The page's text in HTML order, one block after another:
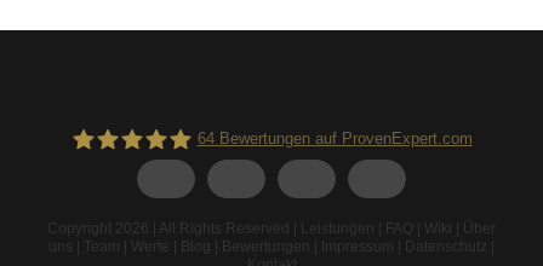
64Bewertungen auf ProvenExpert.com
Copyright 2026 | All Rights Reserved | Leistungen | FAQ | Wiki | Über
uns | Team | Werte | Blog | Bewertungen | Impressum | Datenschutz |